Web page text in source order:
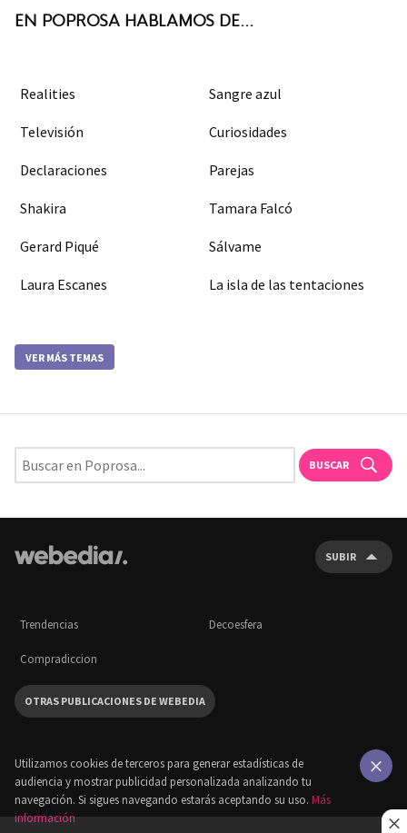
EN POPROSA HABLAMOS DE...
Realities Sangre azul
Televisión Curiosidades
Declaraciones Parejas
Shakira Tamara Falcó
Gerard Piqué Sálvame
Laura Escanes La isla de las tentaciones
VER MÁS TEMAS
BUSCAR
SUBIR
Trendencias Decoesfera
Compradiccion
OTRAS PUBLICACIONES DE WEBEDIA
Utilizamos cookies de terceros para generar estadísticas de
audiencia y mostrar publicidad personalizada analizando tu
navegación. Si sigues navegando estarás aceptando su uso. Más
información